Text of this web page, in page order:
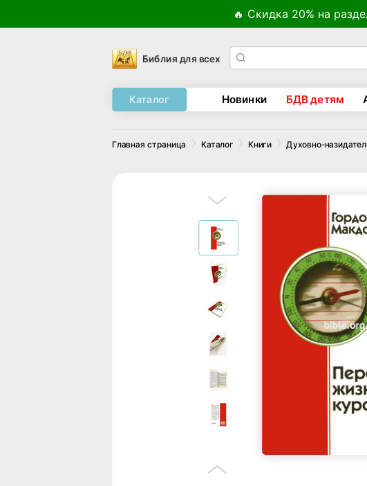
🔥 Скидка 20% на
Библия для всех
Каталог Новинки БДВ детям
Главная страница Каталог Книги Духовно-